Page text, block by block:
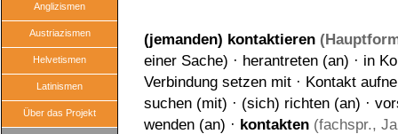
Anglizismen
Austriazismen
Helvetismen
Latinismen
Über das Projekt
(jemanden) kontaktieren
einer Sache) · herantreten (an) · in
Verbindung setzen mit · Kontakt
suchen (mit) · (sich) richten (an) ·
wenden (an) · kontakten (fachspr.,